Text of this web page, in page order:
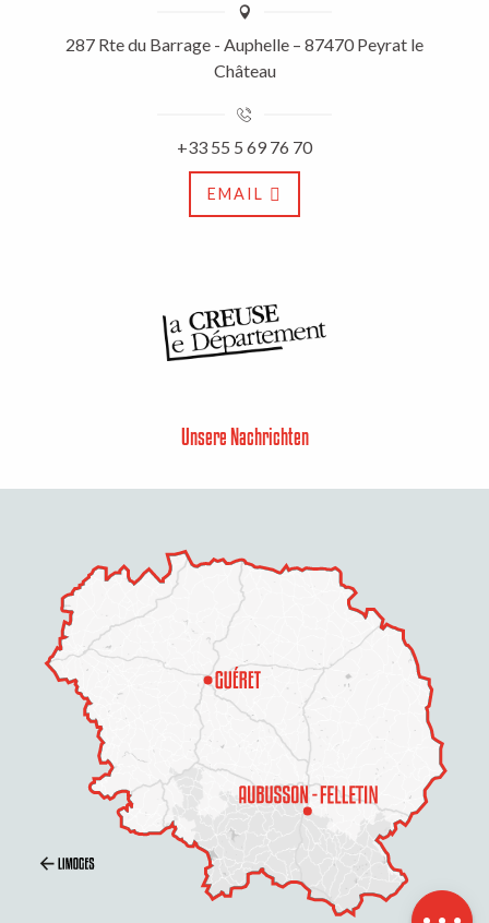
Preise
Per E-Mail
kontaktieren
287 Rte du Barrage - Auphelle – 87470 Peyrat le
Château
+33 55 5 69 76 70
EMAIL
Unsere Nachrichten